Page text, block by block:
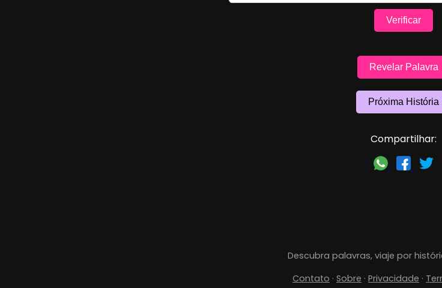
Verificar
Revelar Palavra
Próxima História
Compartilhar:
Descubra palavras, viaje por
Contato · Sobre · Privacidade ·